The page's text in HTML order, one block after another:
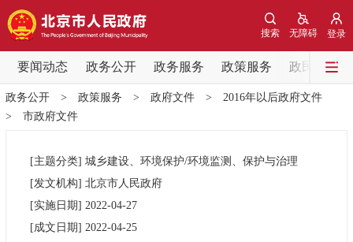
登录
无障碍
搜索
要闻动态 政务公开 政务服务 政策服务 政民互动
要闻动态
党中央精神 国务院信息 中央部委动态
各区热点
政务公开> 政策服务 > 政府文件> 2016年以后政府文件
> 市政府文件
[主题分类] 城乡建设、环境保护/环境监测、保护与治理
[发文机构] 北京市人民政府
[实施日期] 2022-04-27
[成文日期] 2022-04-25